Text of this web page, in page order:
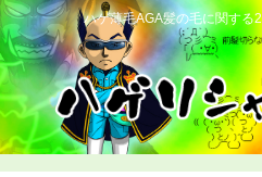
ハゲ薄毛AGA髪の毛に関する